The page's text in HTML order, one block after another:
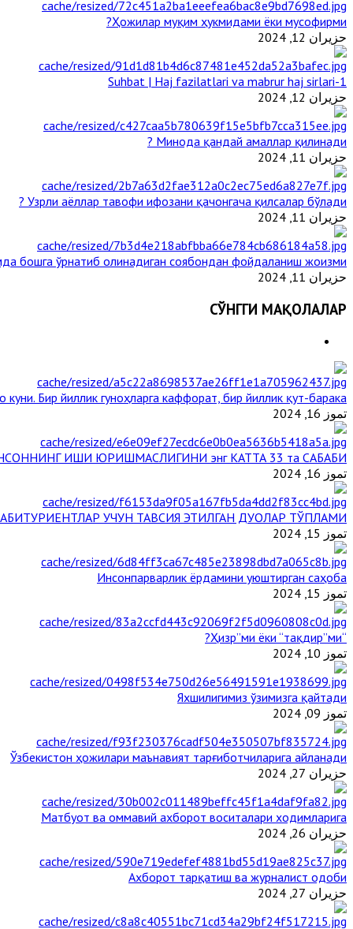
Ҳожилар муқим ҳукмидами ёки мусофирми?
حزيران 12, 2024
1-Suhbat | Haj fazilatlari va mabrur haj sirlari
حزيران 12, 2024
Минода қандай амаллар қилинади ?
حزيران 11, 2024
Узрли аёллар тавофи ифозани қачонгача қилсалар бўлади ?
حزيران 11, 2024
бошга ўрнатиб олинадиган соябондан фойдаланиш жоизми ?
حزيران 11, 2024
СЎНГГИ МАҚОЛАЛАР
Бир йиллик гуноҳларга каффорат, бир йиллик қут-барака
تموز 16, 2024
ИШИ ЮРИШМАСЛИГИНИ энг КАТТА 33 та САБАБИ
تموز 16, 2024
АБИТУРИЕНТЛАР УЧУН ТАВСИЯ ЭТИЛГАН ДУОЛАР ТЎПЛАМИ
تموز 15, 2024
Инсонпарварлик ёрдамини уюштирган саҳоба
تموز 15, 2024
“Ҳизр”ми ёки “тақдир”ми?
تموز 10, 2024
Яхшилигимиз ўзимизга қайтади
تموز 09, 2024
Ўзбекистон ҳожилари маънавият тарғиботчиларига айланади
حزيران 27, 2024
Матбуот ва оммавий ахборот воситалари ходимларига
حزيران 26, 2024
Ахборот тарқатиш ва журналист одоби
حزيران 27, 2024